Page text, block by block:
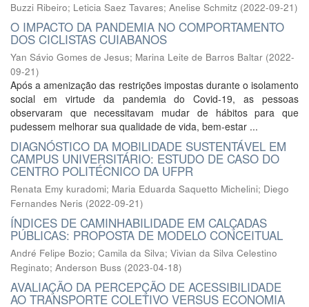
Buzzi Ribeiro; Leticia Saez Tavares; Anelise Schmitz (2022-09-21)
O IMPACTO DA PANDEMIA NO COMPORTAMENTO
DOS CICLISTAS CUIABANOS
Yan Sávio Gomes de Jesus; Marina Leite de Barros Baltar (2022-
09-21)
Após a amenização das restrições impostas durante o isolamento
social em virtude da pandemia do Covid-19, as pessoas
observaram que necessitavam mudar de hábitos para que
pudessem melhorar sua qualidade de vida, bem-estar ...
DIAGNÓSTICO DA MOBILIDADE SUSTENTÁVEL EM
CAMPUS UNIVERSITÁRIO: ESTUDO DE CASO DO
CENTRO POLITÉCNICO DA UFPR
Renata Emy kuradomi; Maria Eduarda Saquetto Michelini; Diego
Fernandes Neris (2022-09-21)
ÍNDICES DE CAMINHABILIDADE EM CALÇADAS
PÚBLICAS: PROPOSTA DE MODELO CONCEITUAL
André Felipe Bozio; Camila da Silva; Vivian da Silva Celestino
Reginato; Anderson Buss (2023-04-18)
AVALIAÇÃO DA PERCEPÇÃO DE ACESSIBILIDADE
AO TRANSPORTE COLETIVO VERSUS ECONOMIA